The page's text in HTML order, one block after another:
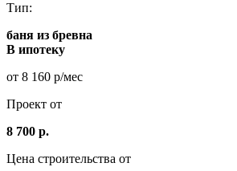
Тип:
баня из бревна
В ипотеку
от 8 160 р/мес
Проект от
8 700 р.
Цена строительства от